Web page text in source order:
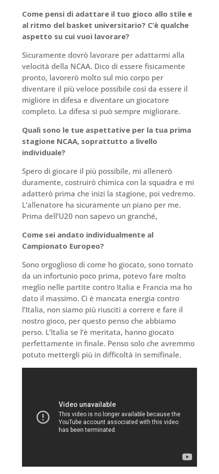
Come pensi di adattare il tuo gioco allo stile e
al ritmo del basket universitario? C’è qualche
aspetto su cui vuoi lavorare?
Sicuramente dovrò lavorare per adattarmi alla
velocità della NCAA. Dico di essere fisicamente
pronto, lavorerò molto sul mio corpo per
diventare il più veloce possibile così da essere il
migliore in difesa e diventare un giocatore
completo. La difesa si può sempre migliorare.
Quali sono le tue aspettative per la tua prima
stagione NCAA, soprattutto a livello
individuale?
Spero di giocare il più possibile, mi allenerò
duramente, costruirò chimica con la squadra e mi
adatterò prima che inizi la stagione, poi vedremo.
L’allenatore ha sicuramente un piano per me.
Prima dell’U20 non sapevo un granché,
Come sei andato individualmente al
Campionato Europeo?
Sono orgoglioso di come ho giocato, sono tornato
da un infortunio poco prima, potevo fare molto
meglio nelle partite contro Italia e Francia ma ho
dato il massimo. Ci è mancata energia contro
l’Italia, non siamo più riusciti a correre e fare il
nostro gioco, per questo penso che abbiamo
perso. L’Italia se l’è meritata, hanno giocato
perfettamente in finale. Penso solo che avremmo
potuto mettergli più in difficoltà in semifinale.